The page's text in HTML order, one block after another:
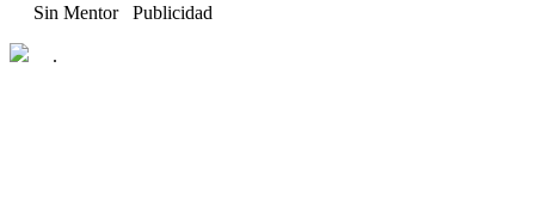
Sin Mentor Publicidad
.